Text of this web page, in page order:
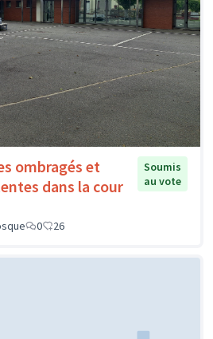
ombragés et
dans la cour
Soumis
au vote
0 26